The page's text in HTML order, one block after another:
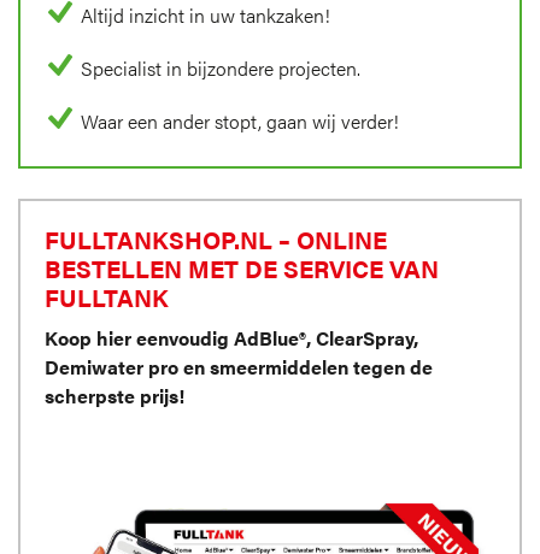
Altijd inzicht in uw tankzaken!
Specialist in bijzondere projecten.
Waar een ander stopt, gaan wij verder!
FULLTANKSHOP.NL – ONLINE
BESTELLEN MET DE SERVICE VAN
FULLTANK
Koop hier eenvoudig AdBlue®, ClearSpray,
Demiwater pro en smeermiddelen tegen de
scherpste prijs!